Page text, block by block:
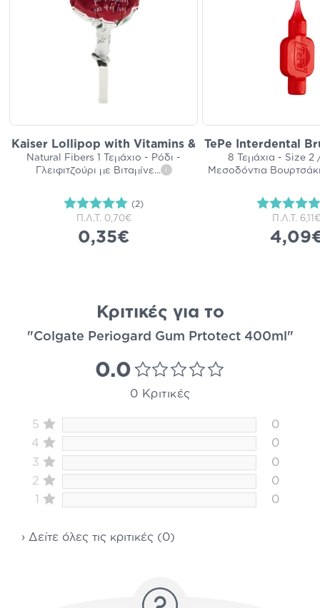
Kaiser Lollipop with Vitamins &
Natural Fibers 1 Τεμάχιο - Ρόδι -
Γλειφιτζούρι με Βιταμίνε... i
(2)
Π.Λ.Τ. 0,70€
0,35€
TePe Interdental
8 Τεμάχια - Size 2
Μεσοδόντια
Π.Λ.Τ. 6,11€
Κριτικές για το
"Colgate Periogard Gum Prtotect 400ml"
0.0
0 Κριτικές
5
0
4
0
3
0
2
0
1
0
› Δείτε όλες τις κριτικές (0)